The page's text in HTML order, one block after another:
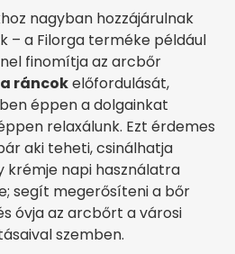
nagyban hozzájárulnak
– a Filorga terméke például
finomítja az arcbőr
ráncokelőfordulását,
éppen a dolgainkat
relaxálunk. Ezt érdemes
aki teheti, csinálhatja
krémje napi használatra
segít megerősíteni a bőr
óvja az arcbőrt a városi
szemben.